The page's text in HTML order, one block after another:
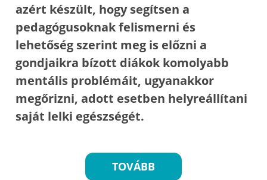
azért készült, hogy segítsen a
pedagógusoknak felismerni és
lehetőség szerint meg is előzni a
gondjaikra bízott diákok komolyabb
mentális problémáit, ugyanakkor
megőrizni, adott esetben helyreállítani
saját lelki egészségét.
TOVÁBB